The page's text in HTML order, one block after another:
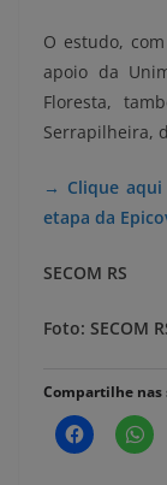
O estudo,
apoio da
Floresta,
Serrapilheira,
→ Clique aqui
etapa da
SECOM RS
Foto: SECOM
Compartilhe nas